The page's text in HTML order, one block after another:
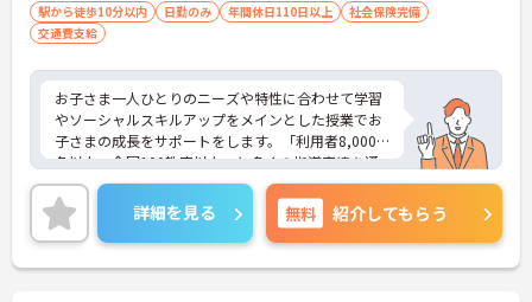
駅から徒歩10分以内 日勤のみ 年間休日110日以上
社会保険完備
交通費支給
お子さま一人ひとりのニーズや特性に合わせて学習
やソーシャルスキルアップをメインとした授業でお
子さまの成長をサポートをします。「利用者8,000
名以上、全国100教室以上」と多くの指導実績を通
して培ったノウハウもあり、満足度の高いサービス
の提供とともに、自身の療育分野でのスキル向上も
目指せます。年間休日は120日前後とプライベート
との両立もしやすいです。
ご興味のある方はお気軽にお問い合わせ下さい。さ
詳細を見る 無料 紹介してもらう